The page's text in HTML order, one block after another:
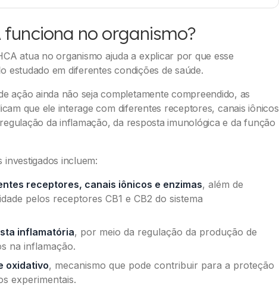
funciona no organismo?
atua no organismo ajuda a explicar por que esse
estudado em diferentes condições de saúde.
ação ainda não seja completamente compreendido, as
que ele interage com diferentes receptores, canais iônicos
da inflamação, da resposta imunológica e da função
investigados incluem:
receptores, canais iônicos e enzimas, além de
pelos receptores CB1 e CB2 do sistema
inflamatória, por meio da regulação da produção de
na inflamação.
oxidativo, mecanismo que pode contribuir para a proteção
experimentais.